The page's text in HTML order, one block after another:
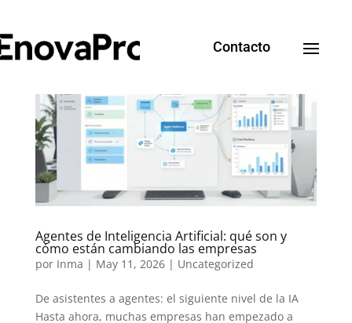
Contacto
Agentes de Inteligencia Artificial: qué son y
cómo están cambiando las empresas
por Inma | May 11, 2026| Uncategorized
De asistentes a agentes: el siguiente nivel de la IA
Hasta ahora, muchas empresas han empezado a